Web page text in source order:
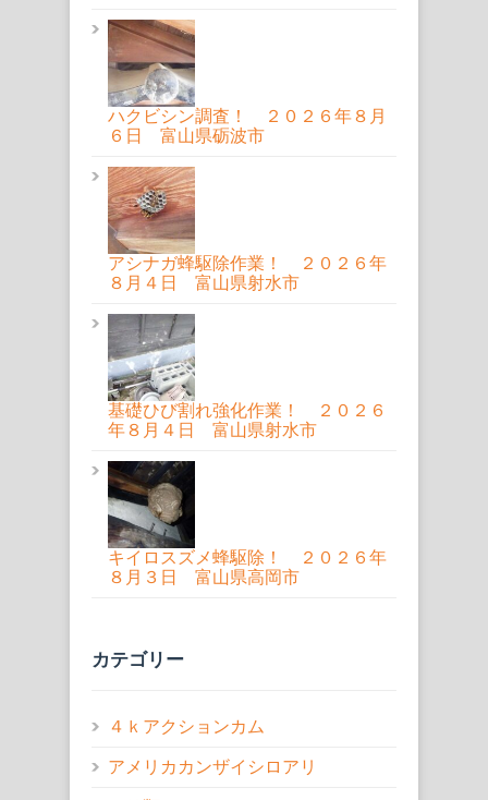
ハクビシン調査！ ２０２６年８月
６日 富山県砺波市
アシナガ蜂駆除作業！ ２０２６年
８月４日 富山県射水市
基礎ひび割れ強化作業！ ２０２６
年８月４日 富山県射水市
キイロスズメ蜂駆除！ ２０２６年
８月３日 富山県高岡市
カテゴリー
４ｋアクションカム
アメリカカンザイシロアリ